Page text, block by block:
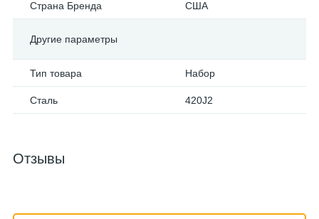
Страна Бренда США
Другие параметры
Тип товара Набор
Сталь 420J2
Отзывы